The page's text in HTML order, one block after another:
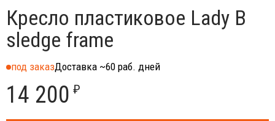
Кресло пластиковое Lady B
sledge frame
под заказДоставка ~60 раб. дней
14 200 ₽